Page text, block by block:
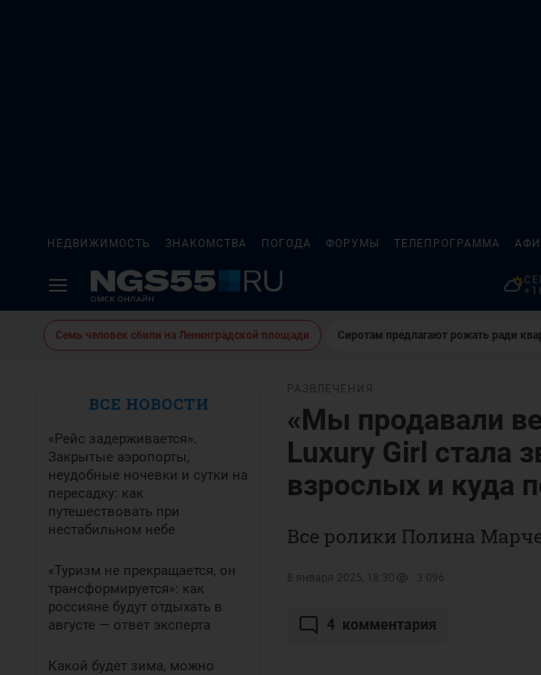
НЕДВИЖИМОСТЬ ЗНАКОМСТВА ПОГОДА ФОРУМЫ ТЕЛЕПРОГРАММА
Семь человек сбили на Ленинградской площади Сиротам предлагают рожать ради
ВСЕ НОВОСТИ
«Рейс задерживается».
Закрытые аэропорты,
неудобные ночевки и сутки на
пересадку: как
путешествовать при
нестабильном небе
«Туризм не прекращается, он
трансформируется»: как
россияне будут отдыхать в
августе — ответ эксперта
Какой будет зима, можно
РАЗВЛЕЧЕНИЯ
«Мы продавали
Luxury Girl стала
взрослых и куда
Все ролики Полина
8 января 2025, 18:30 3 096
4 комментария